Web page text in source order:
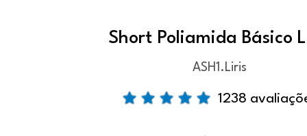
Short Poliamida Básico
ASH1.Liris
1238